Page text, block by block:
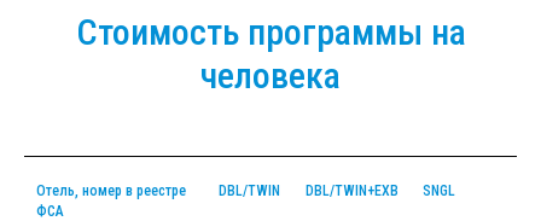
Стоимость программы на
человека
Отель, номер в реестре
ФСА
DBL/TWIN DBL/TWIN+EXB SNGL